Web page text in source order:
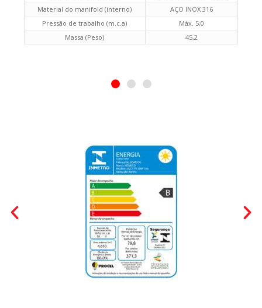
Material do manifold (interno)
AÇO INOX 316
Pressão de trabalho (m.c.a)
Máx. 5,0
Massa (Peso)
45,2